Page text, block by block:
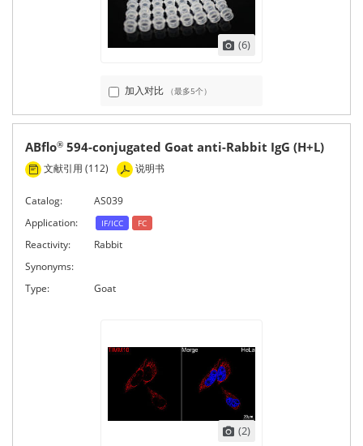
(6)
加入对比 （最多5个）
ABflo® 594-conjugated Goat anti-Rabbit IgG (H+L)
文献引用 (112) 说明书
Catalog:
AS039
Application:
IF/ICC FC
Reactivity:
Rabbit
Synonyms:
Type:
Goat
(2)